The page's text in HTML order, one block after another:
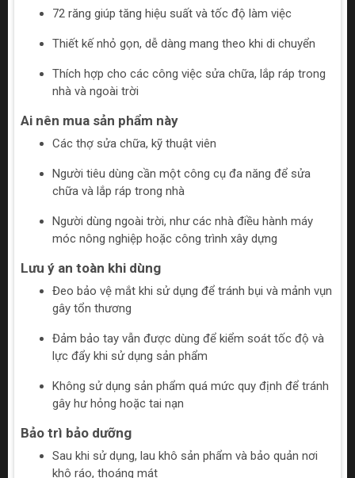
72 răng giúp tăng hiệu suất và tốc độ làm việc
Thiết kế nhỏ gọn, dễ dàng mang theo khi di chuyển
Thích hợp cho các công việc sửa chữa, lắp ráp trong
nhà và ngoài trời
Ai nên mua sản phẩm này
Các thợ sửa chữa, kỹ thuật viên
Người tiêu dùng cần một công cụ đa năng để sửa
chữa và lắp ráp trong nhà
Người dùng ngoài trời, như các nhà điều hành máy
móc nông nghiệp hoặc công trình xây dựng
Lưu ý an toàn khi dùng
Đeo bảo vệ mắt khi sử dụng để tránh bụi và mảnh vụn
gây tổn thương
Đảm bảo tay vẫn được dùng để kiểm soát tốc độ và
lực đẩy khi sử dụng sản phẩm
Không sử dụng sản phẩm quá mức quy định để tránh
gây hư hỏng hoặc tai nạn
Bảo trì bảo dưỡng
Sau khi sử dụng, lau khô sản phẩm và bảo quản nơi
khô ráo, thoáng mát